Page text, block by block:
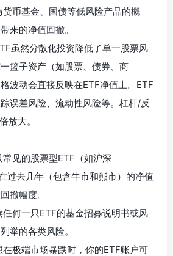
货币基金、国债等低风险产品的概
来的净值回撤。
虽然分散化投资降低了单一股票风
篮子资产（如股票、债券、商
波动会直接反映在ETF净值上。ETF
误差风险、流动性风险等。杠杆/反
放大。
见的股票型ETF（如沪深
过去几年（包含牛市和熊市）的净值
撤幅度。
何一只ETF的基金招募说明书或风
举的各类风险。
极端市场暴跌时，你的ETF账户可